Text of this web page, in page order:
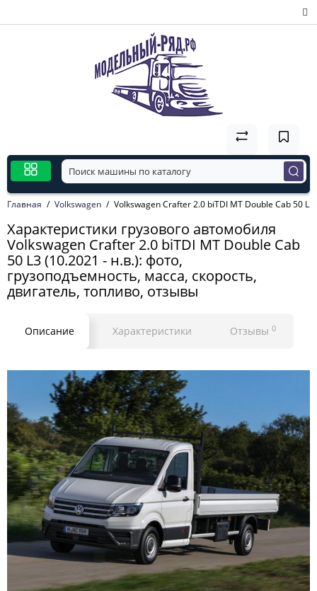
Главная Volkswagen Volkswagen Crafter 2.0 biTDI MT Double Cab 50
Характеристики грузового автомобиля
Volkswagen Crafter 2.0 biTDI MT Double Cab
50 L3 (10.2021 - н.в.): фото,
грузоподъемность, масса, скорость,
двигатель, топливо, отзывы
Описание Характеристики Отзывы 0